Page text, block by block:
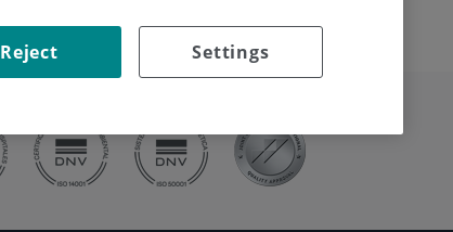
Settings
Reject